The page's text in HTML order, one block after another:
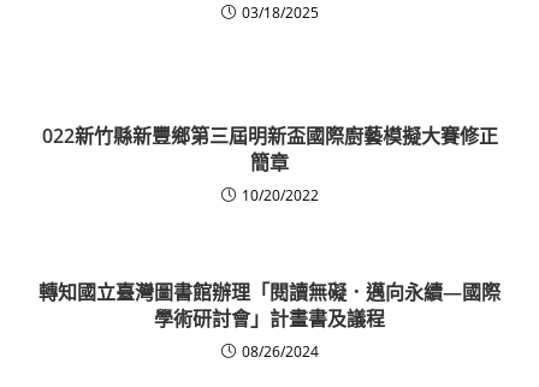
03/18/2025
022新竹縣新豐鄉第三屆明新盃國際廚藝模擬大賽修正
簡章
10/20/2022
轉知國立臺灣圖書館辦理「閱讀無礙．邁向永續—國際
學術研討會」計畫書及議程
08/26/2024